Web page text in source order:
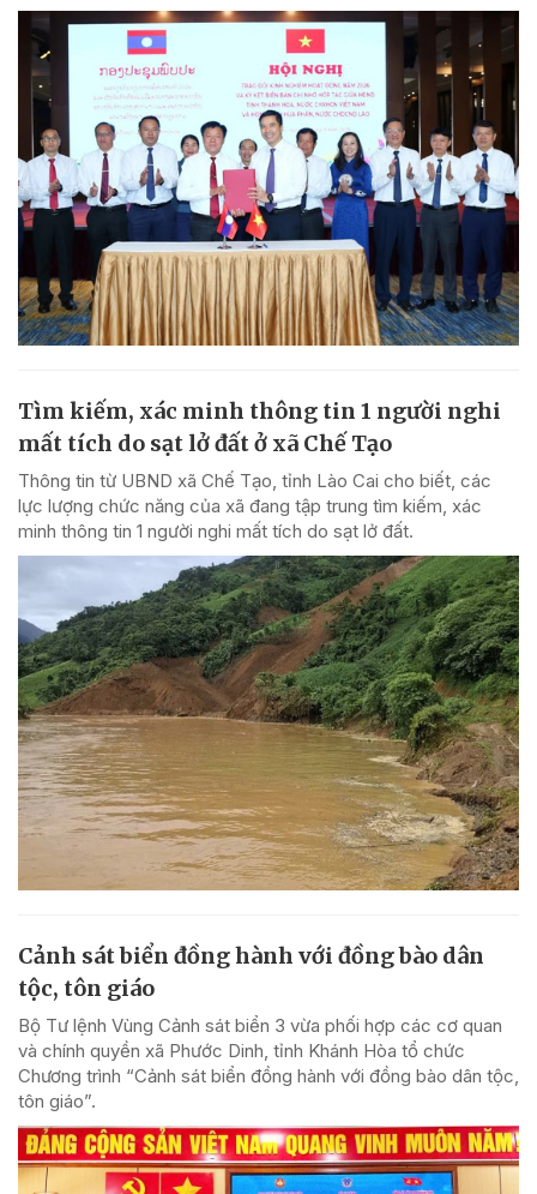
Tìm kiếm, xác minh thông tin 1 người nghi
mất tích do sạt lở đất ở xã Chế Tạo
Thông tin từ UBND xã Chế Tạo, tỉnh Lào Cai cho biết, các
lực lượng chức năng của xã đang tập trung tìm kiếm, xác
minh thông tin 1 người nghi mất tích do sạt lở đất.
Cảnh sát biển đồng hành với đồng bào dân
tộc, tôn giáo
Bộ Tư lệnh Vùng Cảnh sát biển 3 vừa phối hợp các cơ quan
và chính quyền xã Phước Dinh, tỉnh Khánh Hòa tổ chức
Chương trình “Cảnh sát biển đồng hành với đồng bào dân tộc,
tôn giáo”.